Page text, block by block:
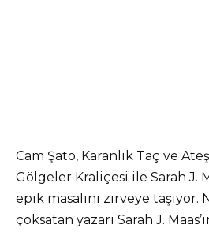
Cam Şato, Karanlık Taç ve
Gölgeler Kraliçesi ile Sarah J.
epik masalını zirveye taşıyor.
çoksatan yazarı Sarah J.